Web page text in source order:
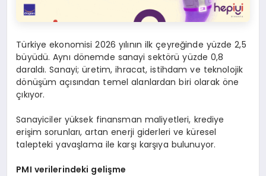
Türkiye ekonomisi 2026 yılının ilk çeyreğinde yüzde 2,5
büyüdü. Aynı dönemde sanayi sektörü yüzde 0,8
daraldı. Sanayi; üretim, ihracat, istihdam ve teknolojik
dönüşüm açısından temel alanlardan biri olarak öne
çıkıyor.
Sanayiciler yüksek finansman maliyetleri, krediye
erişim sorunları, artan enerji giderleri ve küresel
talepteki yavaşlama ile karşı karşıya bulunuyor.
PMI verilerindeki gelişme